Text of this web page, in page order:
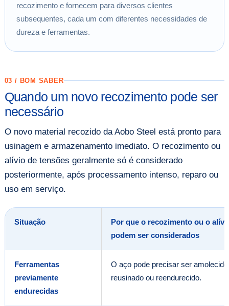
recozimento e fornecem para diversos clientes
subsequentes, cada um com diferentes necessidades de
dureza e ferramentas.
03 / BOM SABER
Quando um novo recozimento pode ser
necessário
O novo material recozido da Aobo Steel está pronto para
usinagem e armazenamento imediato. O recozimento ou
alívio de tensões geralmente só é considerado
posteriormente, após processamento intenso, reparo ou
uso em serviço.
Situação
Por que o recozimento ou o
podem ser considerados
Ferramentas
previamente
endurecidas
O aço pode precisar ser
reusinado ou reendurecido.